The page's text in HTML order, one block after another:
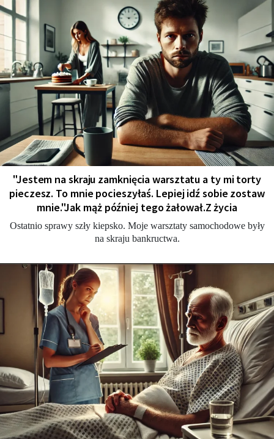
"Jestem na skraju zamknięcia warsztatu a ty mi torty
pieczesz. To mnie pocieszyłaś. Lepiej idź sobie zostaw
mnie."Jak mąż później tego żałował.Z życia
Ostatnio sprawy szły kiepsko. Moje warsztaty samochodowe były
na skraju bankructwa.